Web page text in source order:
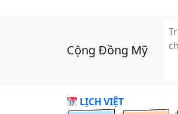
Cộng Đồng Mỹ
LỊCH VIỆT